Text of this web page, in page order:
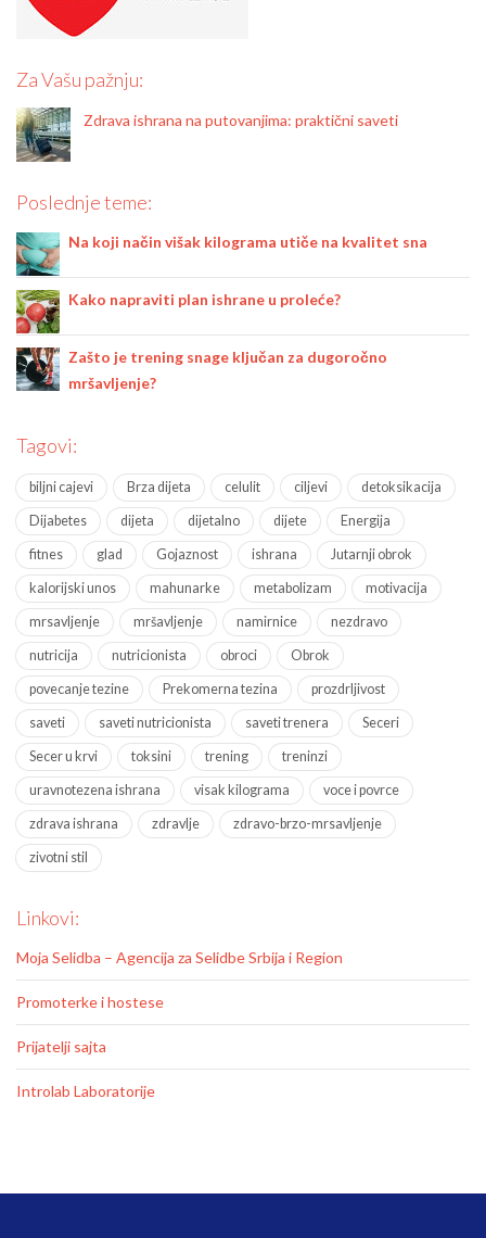
Za Vašu pažnju:
Zdrava ishrana na putovanjima: praktični saveti
Poslednje teme:
Na koji način višak kilograma utiče na kvalitet sna
Kako napraviti plan ishrane u proleće?
Zašto je trening snage ključan za dugoročno
mršavljenje?
Tagovi:
biljni cajevi Brza dijeta celulit ciljevi detoksikacija
Dijabetes dijeta dijetalno dijete Energija
fitnes glad Gojaznost ishrana Jutarnji obrok
kalorijski unos mahunarke metabolizam motivacija
mrsavljenje mršavljenje namirnice nezdravo
nutricija nutricionista obroci Obrok
povecanje tezine Prekomerna tezina prozdrljivost
saveti saveti nutricionista saveti trenera Seceri
Secer u krvi toksini trening treninzi
uravnotezena ishrana visak kilograma voce i povrce
zdrava ishrana zdravlje zdravo-brzo-mrsavljenje
zivotni stil
Linkovi:
Moja Selidba – Agencija za Selidbe Srbija i Region
Promoterke i hostese
Prijatelji sajta
Introlab Laboratorije